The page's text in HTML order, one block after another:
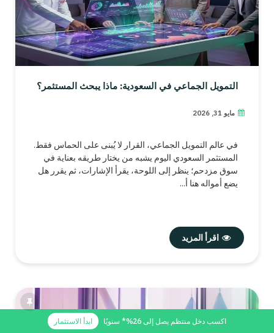
التمويل الجماعي في السعودية: ماذا يبحث المستثمر؟
مايو 31, 2026
في عالم التمويل الجماعي، القرار لا يُبنى على الحماس فقط.
المستثمر السعودي اليوم يشبه من يختار طريقه بعناية في
سوق مزدحم؛ ينظر إلى اللوحة، يقرأ الإشارات، ثم يقرر هل
يضع أمواله هنا أ...
اقرأ المزيد
اكسب دخل منتظم يصل إلى 26%* سنويًا ابدأ الاستثمار